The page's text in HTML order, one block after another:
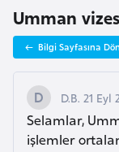
z
e
İ
ş
l
e
m
Umman
Bilgi Sayfasına Dön
D.B. 21 Eyl
Selamlar,
işlemler
A
u
s
t